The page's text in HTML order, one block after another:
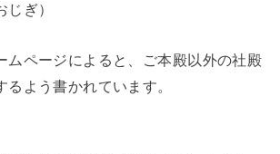
ぎ）
ムページによると、ご本殿以外の社殿
るよう書かれています。